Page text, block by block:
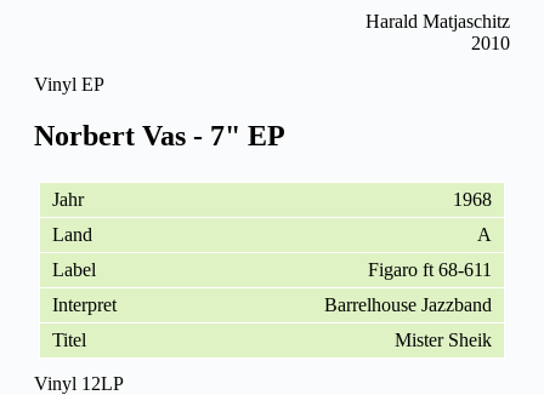
Harald Matjaschitz
2010
Vinyl EP
Norbert Vas - 7" EP
1968
A
Figaro ft 68-611
Barrelhouse Jazzband
Mister Sheik
Vinyl 12LP